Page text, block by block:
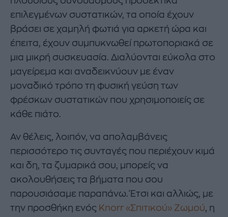
επιλεγμένων συστατικών, τα οποία έχουν
βράσει σε χαμηλή φωτιά για αρκετή ώρα και
έπειτα, έχουν συμπυκνωθεί πρωτοποριακά σε
μια μικρή συσκευασία. Διαλύονται εύκολα στο
μαγείρεμα και αναδεικνύουν με έναν
μοναδικό τρόπο τη φυσική γεύση των
φρέσκων συστατικών που χρησιμοποιείς σε
κάθε πιάτο.
Αν θέλεις, λοιπόν, να απολαμβάνεις
περισσότερο τις συνταγές που περιέχουν κιμά
και δη, τα ζυμαρικά σου, μπορείς να
ακολουθήσεις τα βήματα που σου
παρουσιάσαμε παραπάνω. Έτσι και αλλιώς, με
την προσθήκη ενός Knorr «Σπιτικού» Ζωμού, η